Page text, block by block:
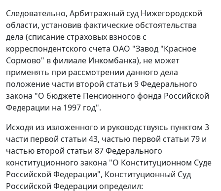
Следовательно, Арбитражный суд Нижегородской
области, установив фактические обстоятельства
дела (списание страховых взносов с
корреспондентского счета ОАО "Завод "Красное
Сормово" в филиале Инкомбанка), не может
применять при рассмотрении данного дела
положение части второй статьи 9Федерального
закона "О бюджете Пенсионного фонда Российской
Федерации на 1997 год".
Исходя из изложенного и руководствуясь пунктом 3
части первой статьи 43, частью первой статьи 79 и
частью второй статьи 87Федерального
конституционного закона "О Конституционном Суде
Российской Федерации", Конституционный Суд
Российской Федерации определил: